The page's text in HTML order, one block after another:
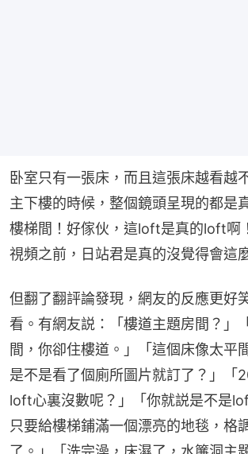
卧室只有一張床，而且這張床越看越
主下樓的時候，整個鏡頭呈現的都是
樓梯間！好傢伙，這loft是真的loft啊
視頻之前，日站君是真的沒覺得會這
但翻了翻評論發現，網友的反應更好
看。有網友説：「樓道主題房間？」
間，你卻住樓道。」「這個床像太平
是不是看了個廁所圖片就訂了？」「
loft心裏沒數呢？」「你就説是不是
只要給樓梯鋪滿一個漂亮的地毯，格